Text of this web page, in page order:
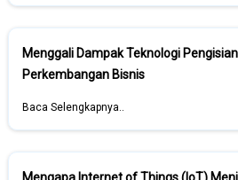
Menggali Dampak Teknologi
Perkembangan Bisnis
Baca Selengkapnya..